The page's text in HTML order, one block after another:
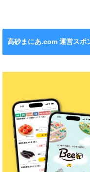
高砂まにあ.com 運営スポ